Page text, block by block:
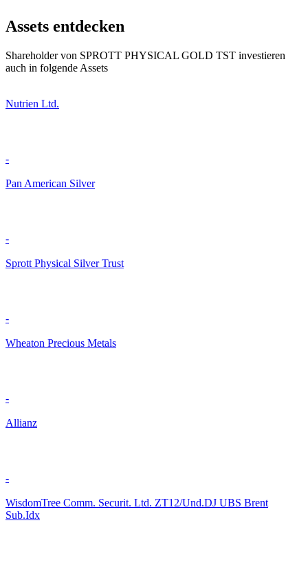
Assets entdecken
Shareholder von SPROTT PHYSICAL GOLD TST investieren
auch in folgende Assets
Nutrien Ltd.
-
Pan American Silver
-
Sprott Physical Silver Trust
-
Wheaton Precious Metals
-
Allianz
-
WisdomTree Comm. Securit. Ltd. ZT12/Und.DJ UBS Brent
Sub.Idx